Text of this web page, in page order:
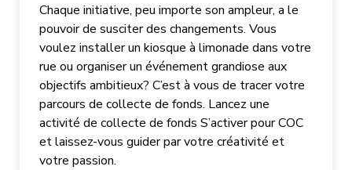
Chaque initiative, peu importe son ampleur, a le
pouvoir de susciter des changements. Vous
voulez installer un kiosque à limonade dans votre
rue ou organiser un événement grandiose aux
objectifs ambitieux? C’est à vous de tracer votre
parcours de collecte de fonds. Lancez une
activité de collecte de fonds S’activer pour COC
et laissez-vous guider par votre créativité et
votre passion.